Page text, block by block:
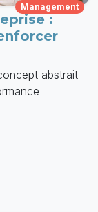
Management
:
abstrait